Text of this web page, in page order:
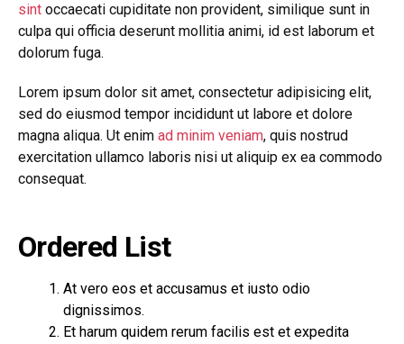
sint occaecati cupiditate non provident, similique sunt in
culpa qui officia deserunt mollitia animi, id est laborum et
dolorum fuga.
Lorem ipsum dolor sit amet, consectetur adipisicing elit,
sed do eiusmod tempor incididunt ut labore et dolore
magna aliqua. Ut enim ad minim veniam, quis nostrud
exercitation ullamco laboris nisi ut aliquip ex ea commodo
consequat.
Ordered List
At vero eos et accusamus et iusto odio
dignissimos.
Et harum quidem rerum facilis est et expedita